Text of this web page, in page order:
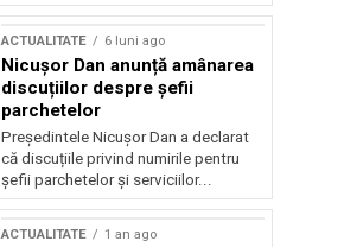
ACTUALITATE 6 luni ago
Nicușor Dan anunță amânarea
discuțiilor despre șefii
parchetelor
Președintele Nicușor Dan a declarat
că discuțiile privind numirile pentru
șefii parchetelor și serviciilor...
ACTUALITATE 1 an ago